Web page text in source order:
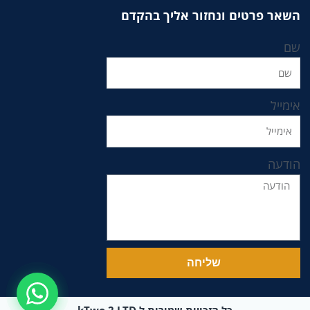
השאר פרטים ונחזור אליך בהקדם
שם
אימייל
הודעה
שליחה